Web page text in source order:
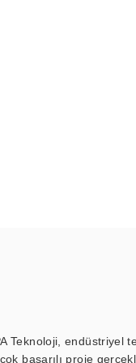
Teknoloji,
başarılı proje